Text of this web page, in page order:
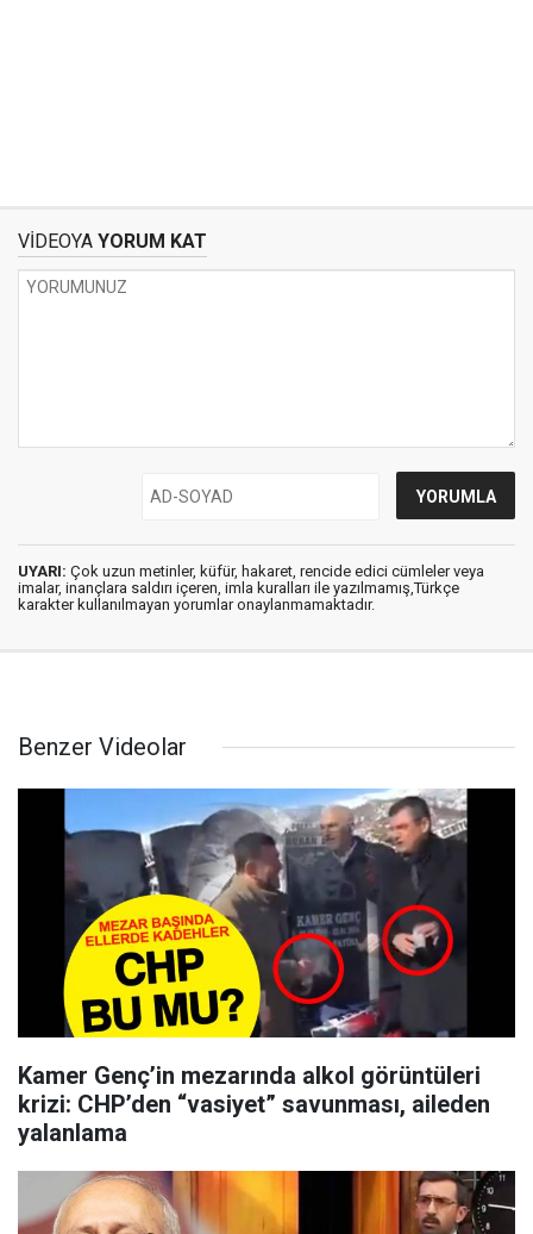
VİDEOYA YORUM KAT
UYARI: Çok uzun metinler, küfür, hakaret, rencide edici cümleler veya
imalar, inançlara saldırı içeren, imla kuralları ile yazılmamış,Türkçe
karakter kullanılmayan yorumlar onaylanmamaktadır.
Benzer Videolar
Kamer Genç’in mezarında alkol görüntüleri
krizi: CHP’den “vasiyet” savunması, aileden
yalanlama